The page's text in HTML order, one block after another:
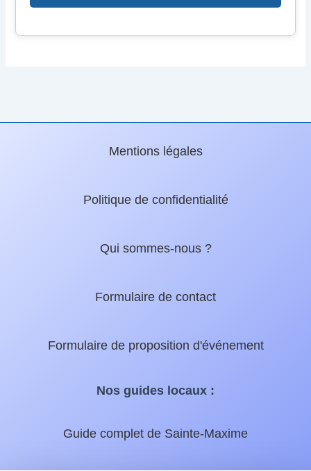
Mentions légales
Politique de confidentialité
Qui sommes-nous ?
Formulaire de contact
Formulaire de proposition d'événement
Nos guides locaux :
Guide complet de Sainte-Maxime